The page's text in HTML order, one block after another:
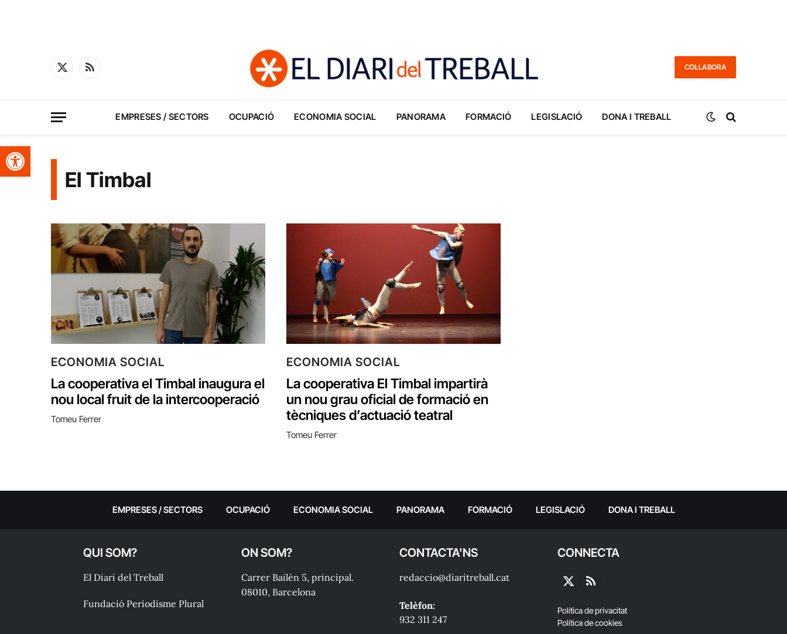
Obre la barra d'eines
X
RSS
COL·LABORA
EMPRESES / SECTORS OCUPACIÓ ECONOMIA SOCIAL PANORAMA FORMACIÓ LEGISLACIÓ DONA I TREBALL
El Timbal
ECONOMIA SOCIAL
La cooperativa el Timbal inaugura el
nou local fruit de la intercooperació
Tomeu Ferrer
ECONOMIA SOCIAL
La cooperativa El Timbal impartirà
un nou grau oficial de formació en
tècniques d’actuació teatral
Tomeu Ferrer
EMPRESES / SECTORS OCUPACIÓ ECONOMIA SOCIAL PANORAMA FORMACIÓ LEGISLACIÓ DONA I TREBALL
QUI SOM?
El Diari del Treball
Fundació Periodisme Plural
ON SOM?
Carrer Bailén 5, principal.
08010, Barcelona
CONTACTA'NS
redaccio@diaritreball.cat
Telèfon:
932 311 247
CONNECTA
X
RSS
Política de privacitat
Política de cookies